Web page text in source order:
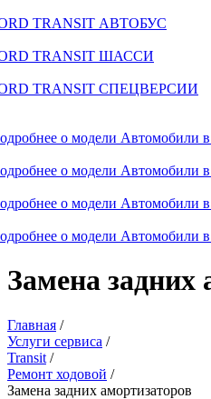
TRANSIT АВТОБУС
TRANSIT ШАССИ
TRANSIT СПЕЦВЕРСИИ
о модели Автомобили
о модели Автомобили
о модели Автомобили
о модели Автомобили
Замена задних
Главная /
Услуги сервиса /
Transit /
Ремонт ходовой /
Замена задних амортизаторов